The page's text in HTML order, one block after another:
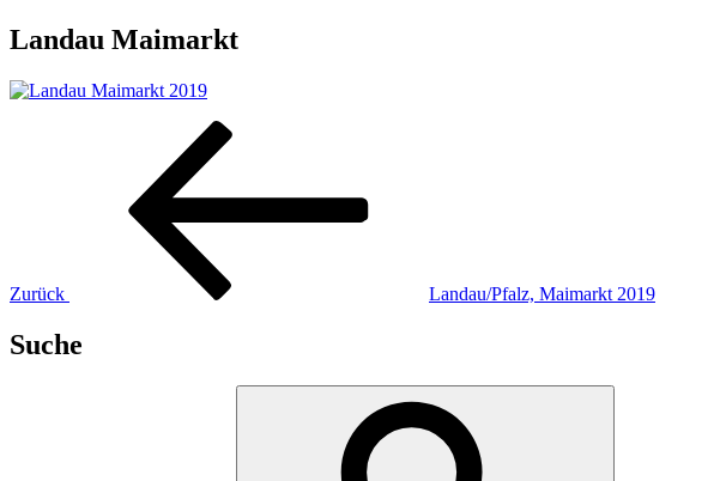
Landau Maimarkt
Beitragsnavigation
Zurück Landau/Pfalz, Maimarkt 2019
Suche